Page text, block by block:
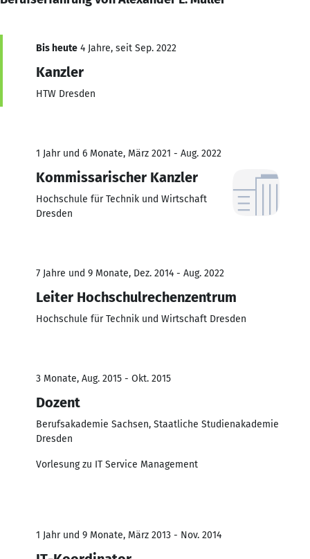
Bis heute 4 Jahre, seit Sep. 2022
Kanzler
HTW Dresden
1 Jahr und 6 Monate, März 2021 - Aug. 2022
Kommissarischer Kanzler
Hochschule für Technik und Wirtschaft
Dresden
7 Jahre und 9 Monate, Dez. 2014 - Aug. 2022
Leiter Hochschulrechenzentrum
Hochschule für Technik und Wirtschaft Dresden
3 Monate, Aug. 2015 - Okt. 2015
Dozent
Berufsakademie Sachsen, Staatliche Studienakademie
Dresden
Vorlesung zu IT Service Management
1 Jahr und 9 Monate, März 2013 - Nov. 2014